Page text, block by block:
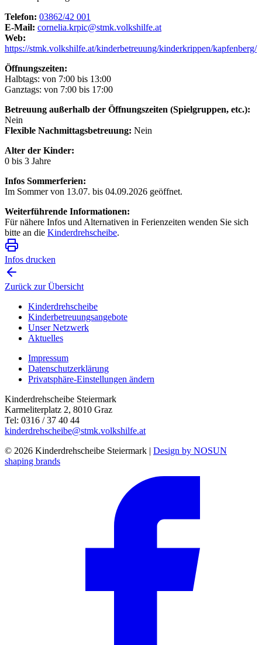
Telefon: 03862/42 001
E-Mail: cornelia.krpic@stmk.volkshilfe.at
Web:
https://stmk.volkshilfe.at/kinderbetreuung/kinderkrippen/kapfenberg/
Öffnungszeiten:
Halbtags: von 7:00 bis 13:00
Ganztags: von 7:00 bis 17:00
Betreuung außerhalb der Öffnungszeiten (Spielgruppen, etc.):
Nein
Flexible Nachmittagsbetreuung: Nein
Alter der Kinder:
0 bis 3 Jahre
Infos Sommerferien:
Im Sommer von 13.07. bis 04.09.2026 geöffnet.
Weiterführende Informationen:
Für nähere Infos und Alternativen in Ferienzeiten wenden Sie sich
bitte an die Kinderdrehscheibe.
Infos drucken
Zurück zur Übersicht
Kinderdrehscheibe
Kinderbetreuungs­angebote
Unser Netzwerk
Aktuelles
Impressum
Datenschutzerklärung
Privatsphäre-Einstellungen ändern
Kinderdrehscheibe Steiermark
Karmeliterplatz 2, 8010 Graz
Tel: 0316 / 37 40 44
kinderdrehscheibe@stmk.volkshilfe.at
© 2026 Kinderdrehscheibe Steiermark | Design by NOSUN
shaping brands